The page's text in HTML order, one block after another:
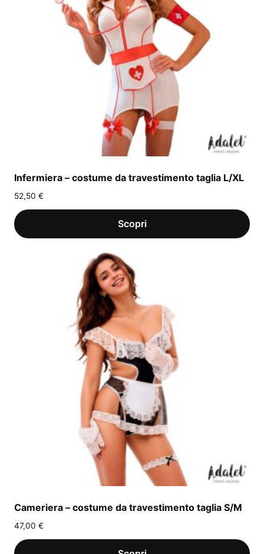
Infermiera – costume da travestimento taglia L/XL
52,50 €
Cameriera – costume da travestimento taglia S/M
47,00 €